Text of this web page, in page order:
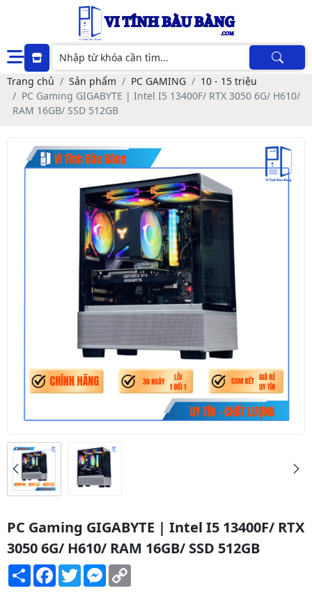
Trang chủ Sản phẩm PC GAMING
10 - 15 triệu
PC Gaming GIGABYTE | Intel I5 13400F/ RTX 3050 6G/ H610/
RAM 16GB/ SSD 512GB
PC Gaming GIGABYTE | Intel I5 13400F/ RTX
3050 6G/ H610/ RAM 16GB/ SSD 512GB
Share Facebook
TwitterMessenger